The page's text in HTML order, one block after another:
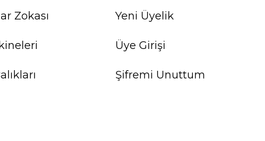
Zokası Yeni Üyelik
Üye Girişi
Şifremi Unuttum